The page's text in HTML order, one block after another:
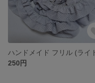
250円